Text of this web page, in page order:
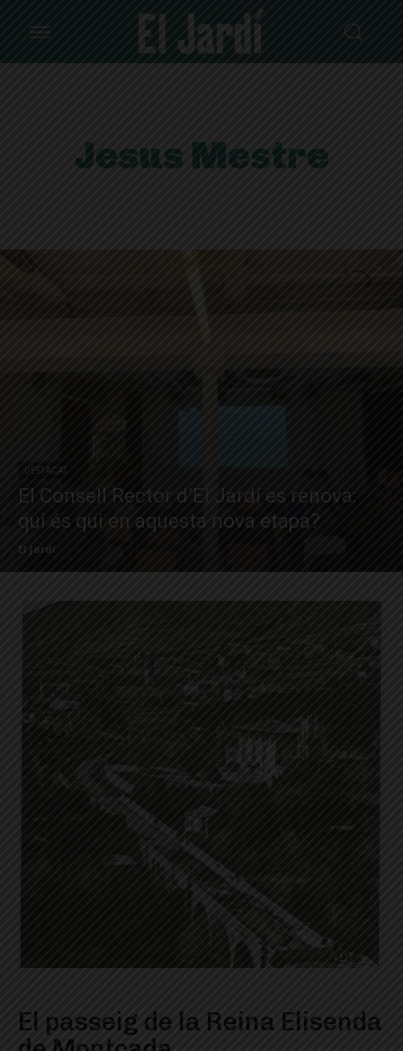
Jesus Mestre
DESTACAT
El Consell Rector d’El Jardí es renova:
qui és qui en aquesta nova etapa?
El Jardí
El passeig de la Reina Elisenda